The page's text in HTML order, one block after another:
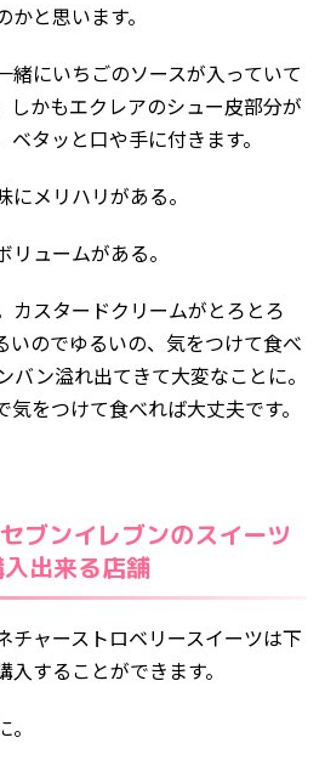
と思います。
緒にいちごのソースが入っていて
しかもエクレアのシュー皮部分が
タッと口や手に付きます。
メリハリがある。
ュームがある。
カスタードクリームがとろとろ
いのでゆるいの、気をつけて食べ
バン溢れ出てきて大変なことに。
気をつけて食べれば大丈夫です。
ブンイレブンのスイーツ
出来る店舗
チャーストロベリースイーツは下
することができます。